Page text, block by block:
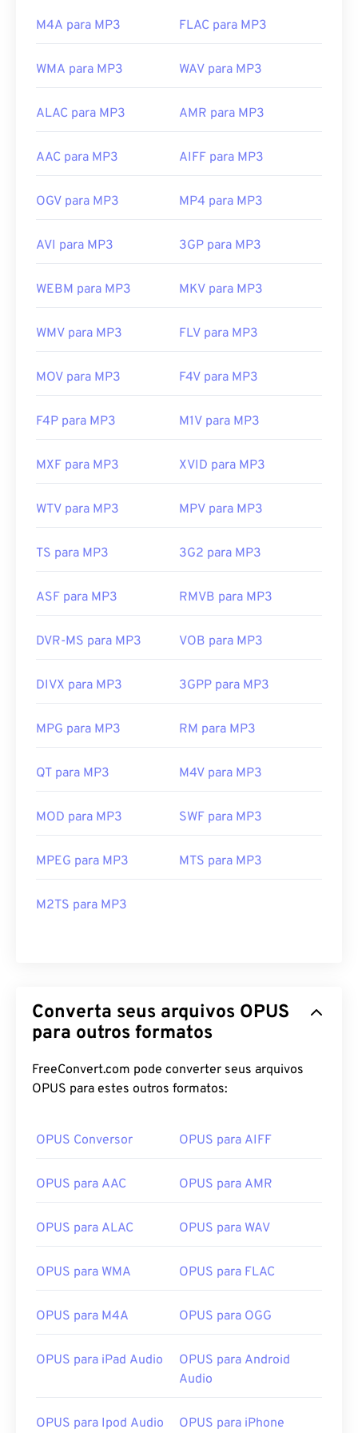
00
00
Links úteis:
https://mpeg.chiariglione.org/standards/mpeg-
M4A para MP3 FLAC para MP3
WMA para MP3 WAV para MP3
ALAC para MP3 AMR para MP3
AAC para MP3 AIFF para MP3
OGV para MP3 MP4 para MP3
AVI para MP3 3GP para MP3
WEBM para MP3 MKV para MP3
WMV para MP3 FLV para MP3
MOV para MP3 F4V para MP3
F4P para MP3 M1V para MP3
MXF para MP3 XVID para MP3
WTV para MP3 MPV para MP3
TS para MP3 3G2 para MP3
ASF para MP3 RMVB para MP3
DVR-MS para MP3 VOB para MP3
DIVX para MP3 3GPP para MP3
MPG para MP3 RM para MP3
QT para MP3 M4V para MP3
MOD para MP3 SWF para MP3
MPEG para MP3 MTS para MP3
M2TS para MP3
Converta seus arquivos OPUS
para outros formatos
FreeConvert.com pode converter seus arquivos
OPUS para estes outros formatos:
OPUS Conversor OPUS para AIFF
OPUS para AAC OPUS para AMR
OPUS para ALAC OPUS para WAV
OPUS para WMA OPUS para FLAC
OPUS para M4A OPUS para OGG
OPUS para iPad Audio
OPUS para Android
Audio
OPUS para Ipod Audio OPUS para iPhone